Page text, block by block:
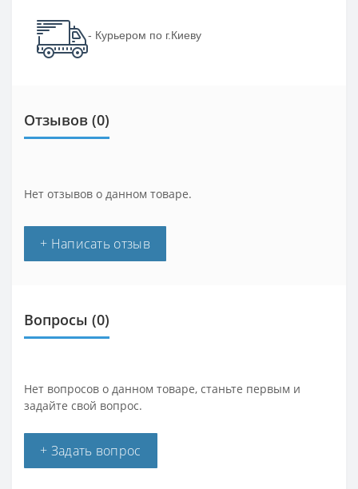
- Курьером по г.Киеву
Отзывов (0)
Нет отзывов о данном товаре.
+ Написать отзыв
Вопросы (0)
Нет вопросов о данном товаре, станьте первым и
задайте свой вопрос.
+ Задать вопрос